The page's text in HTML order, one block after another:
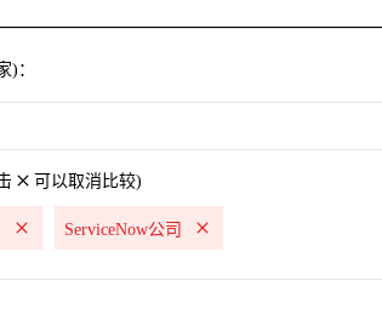
)：
可以取消比较)
ServiceNow公司